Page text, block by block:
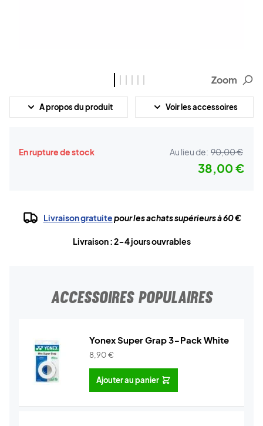
Zoom
A propos du produit Voir les accessoires
En rupture de stock Au lieu de: 90,00 €
38,00 €
Livraison gratuitepour les achats supérieurs à 60 €
Livraison : 2-4 jours ouvrables
ACCESSOIRES POPULAIRES
Yonex Super Grap 3-Pack White
8,90€
Ajouter au panier